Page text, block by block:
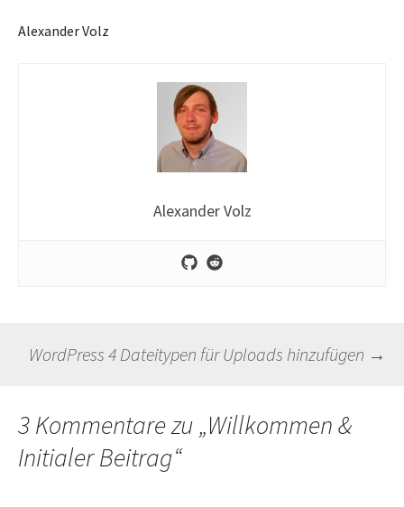
Alexander Volz
Alexander Volz
Beitragsnavigation
WordPress 4 Dateitypen für Uploads hinzufügen →
3 Kommentare zu „Willkommen &
Initialer Beitrag“